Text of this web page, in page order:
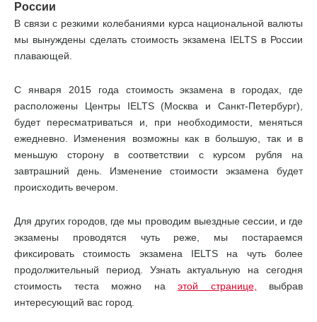
России
В связи с резкими колебаниями курса национальной валюты
мы вынуждены сделать стоимость экзамена IELTS в России
плавающей.
С января 2015 года стоимость экзамена в городах, где
расположены Центры IELTS (Москва и Санкт-Петербург),
будет пересматриваться и, при необходимости, меняться
ежедневно. Изменения возможны как в большую, так и в
меньшую сторону в соответствии с курсом рубля на
завтрашний день. Изменение стоимости экзамена будет
происходить вечером.
Для других городов, где мы проводим выездные сессии, и где
экзамены проводятся чуть реже, мы постараемся
фиксировать стоимость экзамена IELTS на чуть более
продолжительный период. Узнать актуальную на сегодня
стоимость теста можно на этой странице,
выбрав
интересующий вас город.